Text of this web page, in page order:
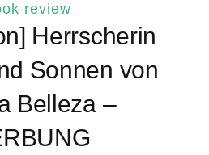
review
Herrscherin
Sonnen von
Belleza –